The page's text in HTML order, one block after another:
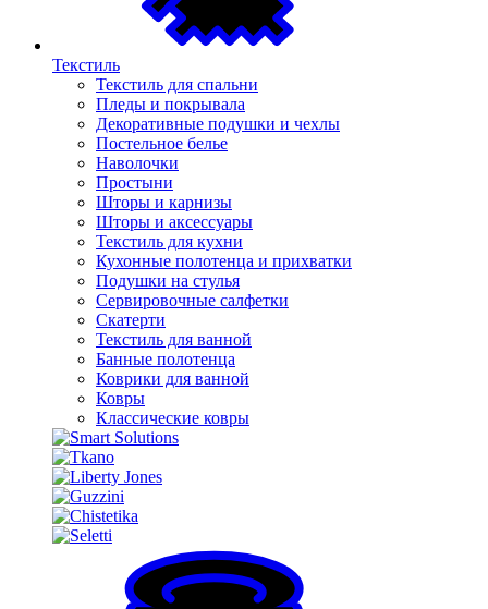
Текстиль
Текстиль для спальни
Пледы и покрывала
Декоративные подушки и чехлы
Постельное белье
Наволочки
Простыни
Шторы и карнизы
Шторы и аксессуары
Текстиль для кухни
Кухонные полотенца и прихватки
Подушки на стулья
Сервировочные салфетки
Скатерти
Текстиль для ванной
Банные полотенца
Коврики для ванной
Ковры
Классические ковры